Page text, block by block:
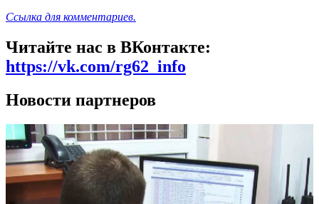
Ссылка для комментариев.
Читайте нас в ВКонтакте:
https://vk.com/rg62_info
Новости партнеров